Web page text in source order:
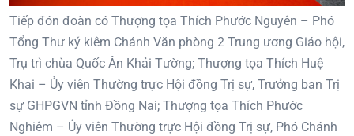
Tiếp đón đoàn có Thượng tọa Thích Phước Nguyên – Phó
Tổng Thư ký kiêm Chánh Văn phòng 2 Trung ương Giáo hội,
Trụ trì chùa Quốc Ân Khải Tường; Thượng tọa Thích Huệ
Khai – Ủy viên Thường trực Hội đồng Trị sự, Trưởng ban Trị
sự GHPGVN tỉnh Đồng Nai; Thượng tọa Thích Phước
Nghiêm – Ủy viên Thường trực Hội đồng Trị sự, Phó Chánh